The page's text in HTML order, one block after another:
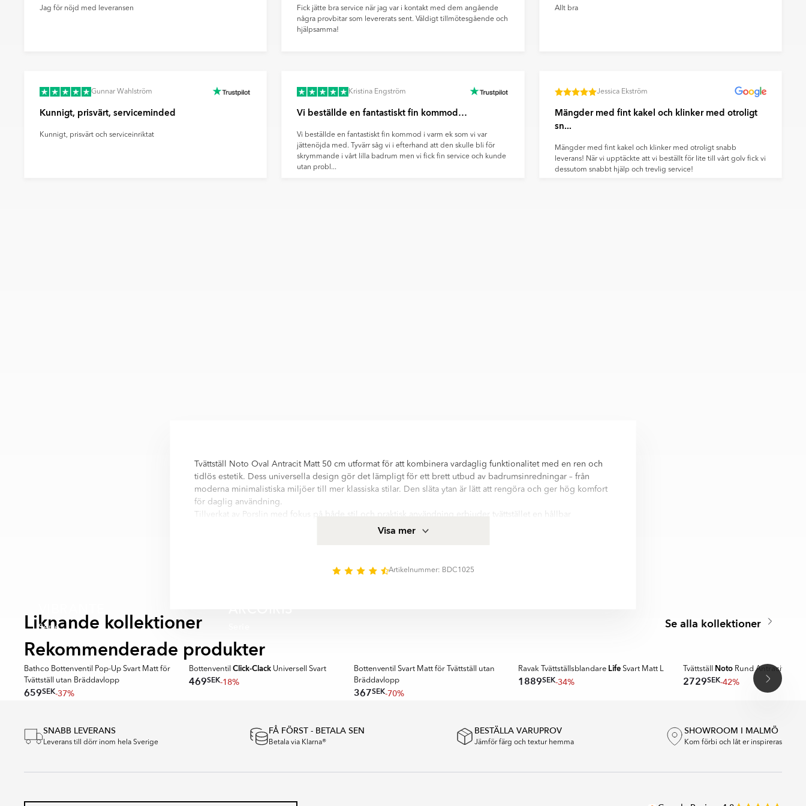
Jag för nöjd med leveransen
Fick jätte bra service när jag var i kontakt med dem angående
några provbitar som levererats sent. Väldigt tillmötesgående och
hjälpsamma!
Allt bra
Gunnar Wahlström
Kunnigt, prisvärt, serviceminded
Kunnigt, prisvärt och serviceinriktat
Kristina Engström
Vi beställde en fantastiskt fin kommod…
Vi beställde en fantastiskt fin kommod i varm ek som vi var
jättenöjda med. Tyvärr såg vi i efterhand att den skulle bli för
skrymmande i vårt lilla badrum men vi fick fin service och kunde
utan probl...
Jessica Ekström
Mängder med fint kakel och klinker med otroligt
sn...
Mängder med fint kakel och klinker med otroligt snabb
leverans! När vi upptäckte att vi beställt för lite till vårt golv fick vi
dessutom snabbt hjälp och trevlig service!
Tvättställ Noto Oval Antracit Matt 50 cm utformat för att kombinera vardaglig funktionalitet med en ren och
tidlös estetik. Dess universella design gör det lämpligt för ett brett utbud av badrumsinredningar – från
moderna minimalistiska miljöer till mer klassiska stilar. Den släta ytan är lätt att rengöra och ger hög komfort
för daglig användning.
Tillverkat av Porslin med fokus på både stil och praktisk användning erbjuder tvättstället en hållbar
konstruktion och en välbalanserad form som naturligt passar in i olika badrumslösningar. Med
typer av badrum och ger en kombination av visuell enkelhet, komfort och långvarig hållbarhet.
Visa mer
Artikelnummer: BDC1025
Liknande kollektioner Se alla kollektioner
Serie
Rekommenderade produkter
BATHCO
Bathco Bottenventil Pop-Up Svart Matt för
Tvättställ utan Bräddavlopp
659SEK-37%
Bottenventil Click-ClackUniversell Svart
469SEK-18%
Bottenventil Svart Matt för Tvättställ utan
Bräddavlopp
367SEK-70%
Ravak Tvättställsblandare Life Svart Matt L
1889SEK-34%
Tvättställ Noto Rund Antracit Matt
2729SEK-42%
of
15
SNABB LEVERANS
Leverans till dörr inom hela Sverige
FÅ FÖRST - BETALA SEN
Betala via Klarna®
BESTÄLLA VARUPROV
Jämför färg och textur hemma
SHOWROOM I MALMÖ
Kom förbi och låt er inspireras